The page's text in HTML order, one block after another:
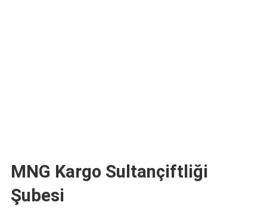
MNG Kargo Sultançiftliği
Şubesi